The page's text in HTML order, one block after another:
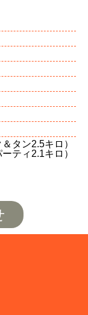
タン2.5キロ）
ティ2.1キロ）